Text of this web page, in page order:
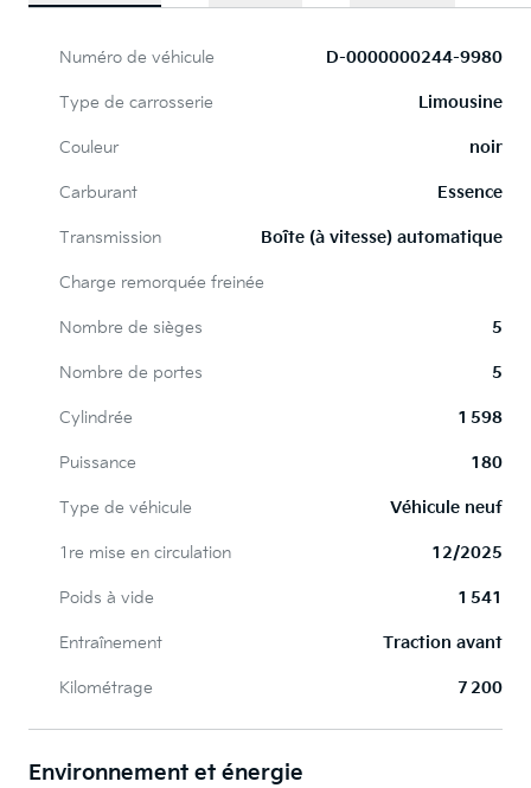
Numéro de véhicule D-0000000244-9980
Type de carrosserie Limousine
Couleur noir
Carburant Essence
Transmission Boîte (à vitesse) automatique
Charge remorquée freinée
Nombre de sièges 5
Nombre de portes 5
Cylindrée 1 598
Puissance 180
Type de véhicule Véhicule neuf
1re mise en circulation 12/2025
Poids à vide 1 541
Entraînement Traction avant
Kilométrage 7 200
Environnement et énergie